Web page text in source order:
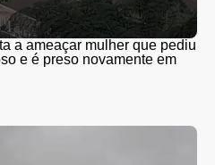
a ameaçar mulher que pediu
e é preso novamente em